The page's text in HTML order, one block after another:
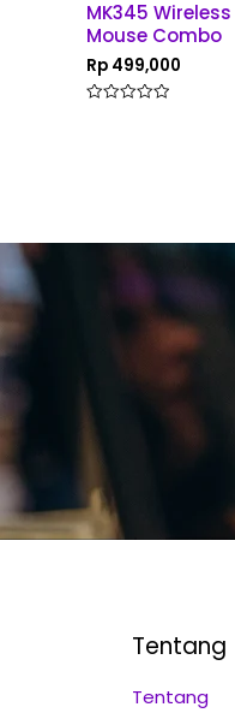
MK345
Mouse Combo
Rp 499,000
Tentang
Tentang